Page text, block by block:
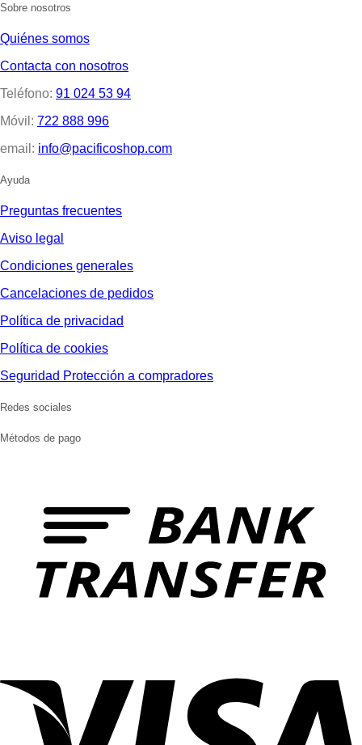
Sobre nosotros
Quiénes somos
Contacta con nosotros
Teléfono: 91 024 53 94
Móvil: 722 888 996
email: info@pacificoshop.com
Ayuda
Preguntas frecuentes
Aviso legal
Condiciones generales
Cancelaciones de pedidos
Política de privacidad
Política de cookies
Seguridad Protección a compradores
Redes sociales
Métodos de pago